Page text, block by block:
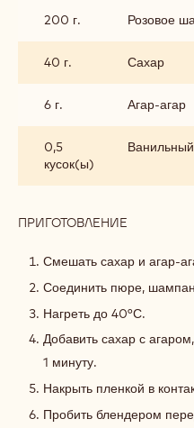
200 г. Розовое
40 г. Сахар
6 г. Агар-агар
0,5
кусок(ы)
Ванильный
ПРИГОТОВЛЕНИЕ
РОЗЕ
Смешать сахар и агар-
Соединить пюре,
Нагреть до 40°С.
Добавить сахар с
1 минуту.
Накрыть пленкой в
Пробить блендером